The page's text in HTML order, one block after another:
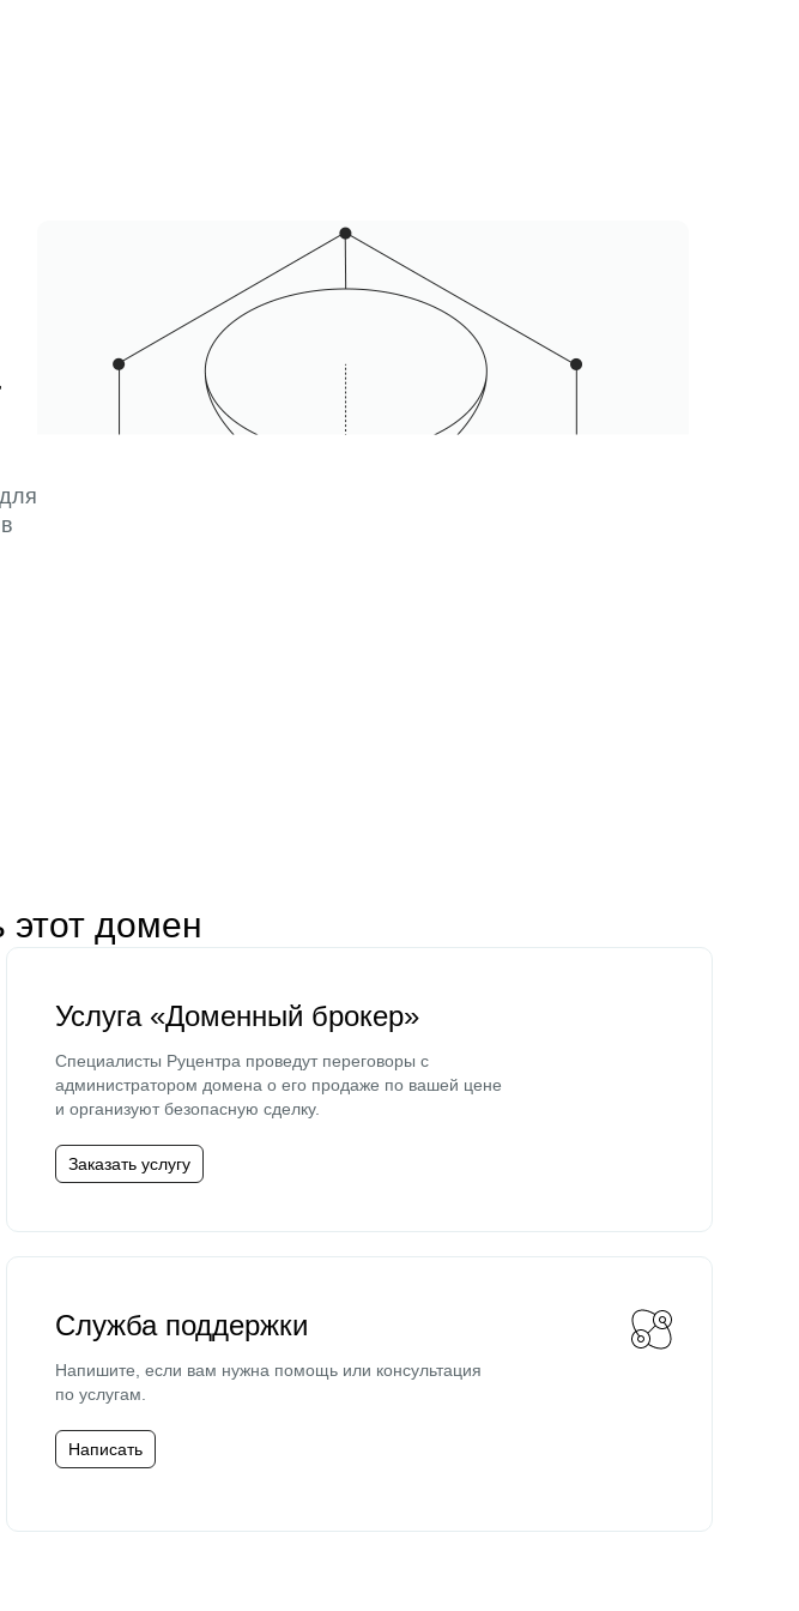
этот домен
Услуга «Доменный брокер»
Специалисты Руцентра проведут переговоры с
администратором домена о его продаже по вашей цене
и организуют безопасную сделку.
Заказать услугу
Служба поддержки
Напишите, если вам нужна помощь или консультация
по услугам.
Написать